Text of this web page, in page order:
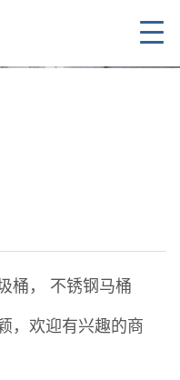
桶， 不锈钢马桶
，欢迎有兴趣的商